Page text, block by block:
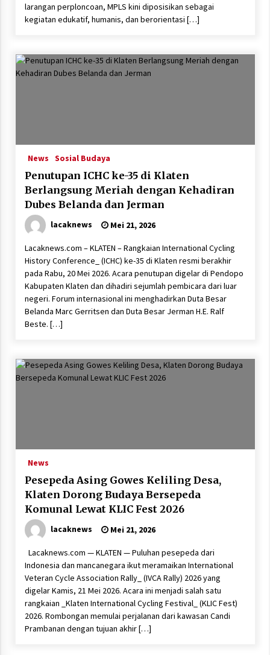
larangan perploncoan, MPLS kini diposisikan sebagai
kegiatan edukatif, humanis, dan berorientasi […]
News Sosial Budaya
Penutupan ICHC ke-35 di Klaten
Berlangsung Meriah dengan Kehadiran
Dubes Belanda dan Jerman
lacaknews Mei 21, 2026
Lacaknews.com – KLATEN – Rangkaian International Cycling
History Conference_ (ICHC) ke-35 di Klaten resmi berakhir
pada Rabu, 20 Mei 2026. Acara penutupan digelar di Pendopo
Kabupaten Klaten dan dihadiri sejumlah pembicara dari luar
negeri. Forum internasional ini menghadirkan Duta Besar
Belanda Marc Gerritsen dan Duta Besar Jerman H.E. Ralf
Beste. […]
News
Pesepeda Asing Gowes Keliling Desa,
Klaten Dorong Budaya Bersepeda
Komunal Lewat KLIC Fest 2026
lacaknews Mei 21, 2026
Lacaknews.com — KLATEN — Puluhan pesepeda dari
Indonesia dan mancanegara ikut meramaikan International
Veteran Cycle Association Rally_ (IVCA Rally) 2026 yang
digelar Kamis, 21 Mei 2026. Acara ini menjadi salah satu
rangkaian _Klaten International Cycling Festival_ (KLIC Fest)
2026. Rombongan memulai perjalanan dari kawasan Candi
Prambanan dengan tujuan akhir […]